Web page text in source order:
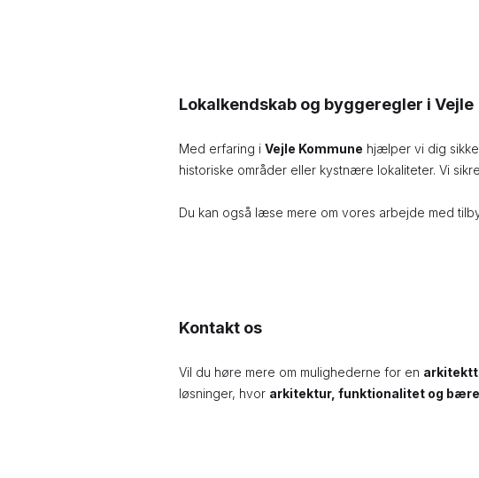
Lokalkendskab og byggeregler i Vejle
Med erfaring i Vejle Kommune hjælper vi dig
historiske områder eller kystnære lokaliteter. Vi
Du kan også læse mere om vores arbejde med
Kontakt os
Vil du høre mere om mulighederne for en
løsninger, hvor arkitektur, funktionalitet og